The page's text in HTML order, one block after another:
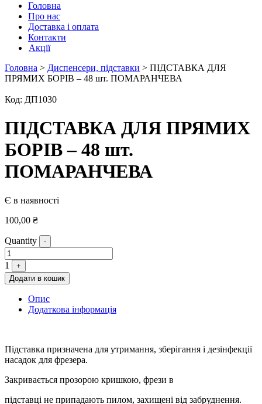
Головна
Про нас
Доставка і оплата
Контакти
Акції
Головна > Диспенсери, підставки > ПІДСТАВКА ДЛЯ
ПРЯМИХ БОРІВ – 48 шт. ПОМАРАНЧЕВА
Код: ДП1030
ПІДСТАВКА ДЛЯ ПРЯМИХ
БОРІВ – 48 шт.
ПОМАРАНЧЕВА
Є в наявності
100,00 ₴
Quantity -
1
+
Додати в кошик
Опис
Додаткова інформація
Підставка призначена для утримання, зберігання і дезінфекції
насадок для фрезера.
Закривається прозорою кришкою, фрези в
підставці не припадають пилом, захищені від забруднення.